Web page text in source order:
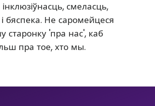
смеласць,
бяспека. Не саромейцеся
старонку 'пра нас', каб
пра тое, хто мы.